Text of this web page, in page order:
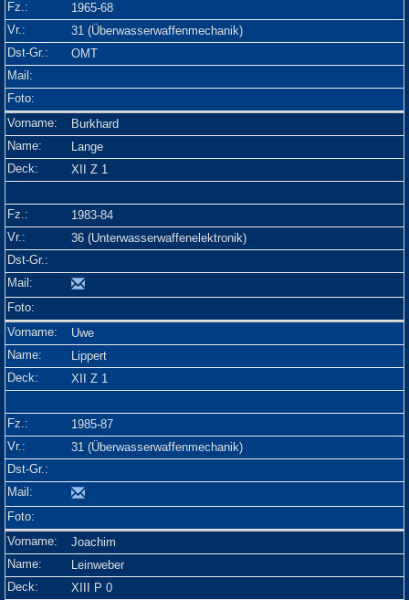
1965-68
31 (Überwasserwaffenmechanik)
OMT
Burkhard
Lange
XII Z 1
1983-84
36 (Unterwasserwaffenelektronik)
Uwe
Lippert
XII Z 1
1985-87
31 (Überwasserwaffenmechanik)
Joachim
Leinweber
XIII P 0